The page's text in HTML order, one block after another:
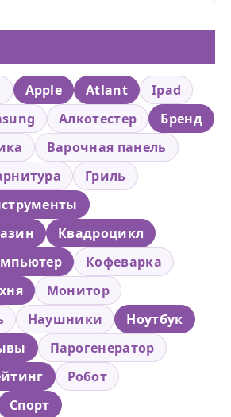
Apple Atlant
Ipad
Алкотестер
Бренд
Варочная панель
Гриль
Квадроцикл
Кофеварка
Монитор
Наушники
Ноутбук
Парогенератор
Робот
Спорт